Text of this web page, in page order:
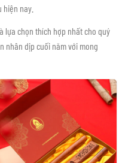
nay.
lựa chọn thích hợp nhất cho quý
nhân dịp cuối năm với mong